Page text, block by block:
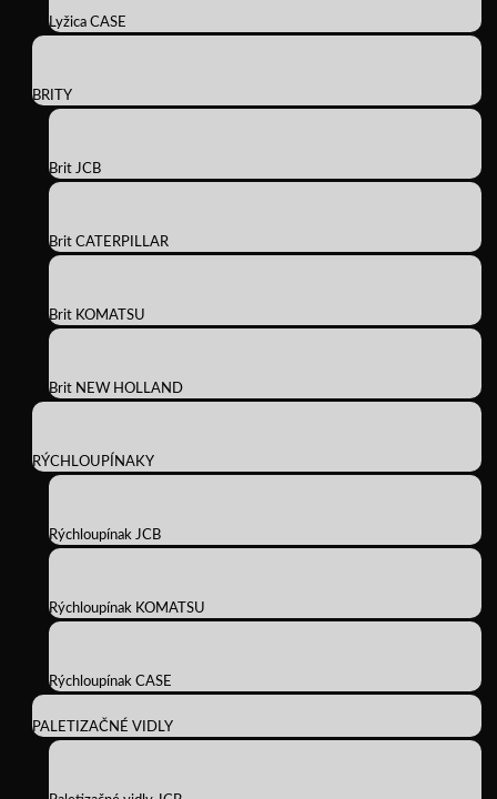
Lyžica CASE
BRITY
Brit JCB
Brit CATERPILLAR
Brit KOMATSU
Brit NEW HOLLAND
RÝCHLOUPÍNAKY
Rýchloupínak JCB
Rýchloupínak KOMATSU
Rýchloupínak CASE
PALETIZAČNÉ VIDLY